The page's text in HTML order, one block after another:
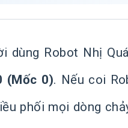
dùng Robot Nhị
(Mốc 0). Nếu coi
phối mọi dòng